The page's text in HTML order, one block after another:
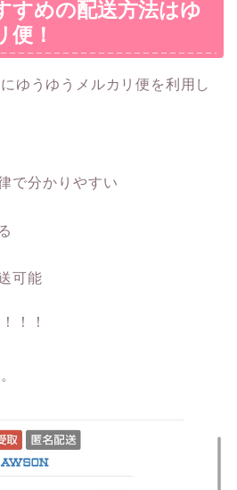
すめの配送方法はゆ
便！
ゆうゆうメルカリ便を利用し
で分かりやすい
可能
！！